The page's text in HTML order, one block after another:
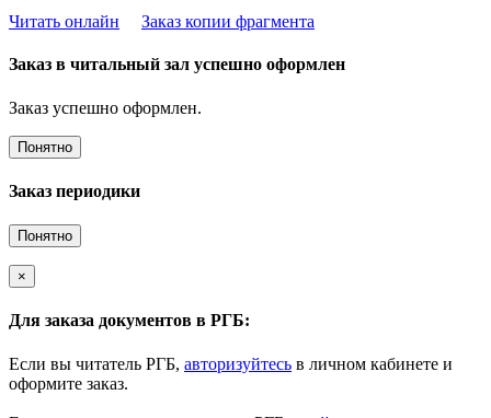
Читать онлайн
Заказ копии фрагмента
Заказ в читальный зал успешно оформлен
Заказ успешно оформлен.
Понятно
Заказ периодики
Понятно
×
Для заказа документов в РГБ:
Если вы читатель РГБ, авторизуйтесь в личном кабинете и
оформите заказ.